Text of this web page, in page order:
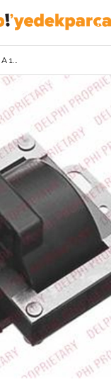
Opel Vectra A 1.8 Ateşleme Bobini DELPHİ